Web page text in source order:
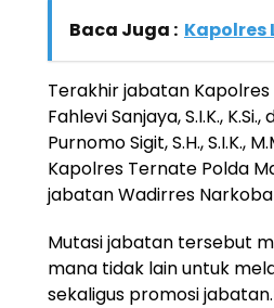
Baca Juga : Kapolres
Terakhir jabatan Kapolres
Fahlevi Sanjaya, S.I.K.,
Purnomo Sigit, S.H., S.I.K.,
Kapolres Ternate Polda
jabatan Wadirres
Mutasi jabatan tersebut
mana tidak lain untuk
sekaligus promosi